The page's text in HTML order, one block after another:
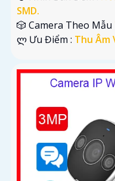
SMD.
🎲 Camera Theo Mẫu
️ლ Ưu Điểm : Thu Âm